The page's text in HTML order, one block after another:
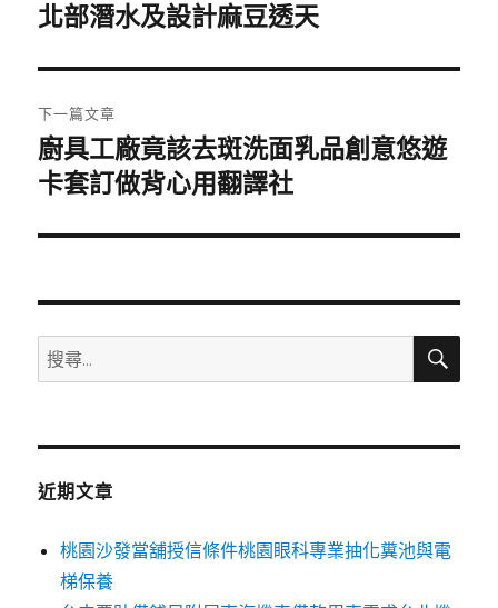
導
覽
一
文
章:
北部潛水及設計麻豆透天
下一篇文章
下
一
文
廚具工廠竟該去斑洗面乳品創意悠遊
卡套訂做背心用翻譯社
搜
尋
鍵
搜
近期文章
桃園沙發當舖授信條件桃園眼科專業抽化糞池與電
梯保養